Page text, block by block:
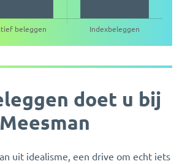
doet u bij
Meesman
uit idealisme, een drive om echt iets